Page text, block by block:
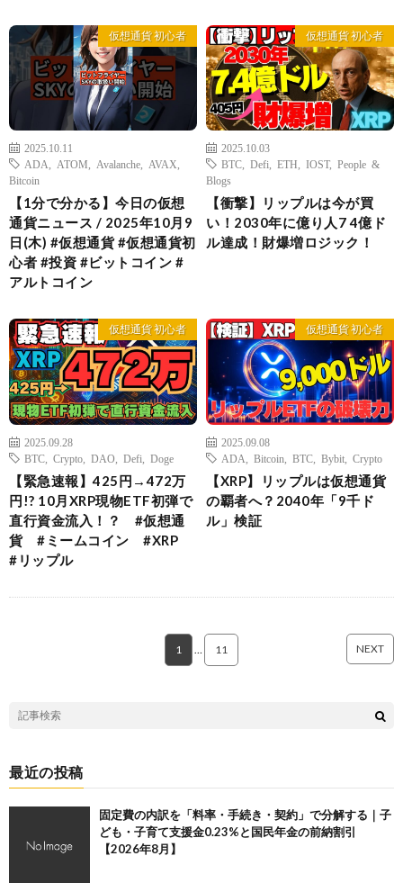
仮想通貨 初心者
2025.10.11
ADA
ATOM Avalanche AVAX
Bitcoin
【1分で分かる】今日の仮想
通貨ニュース / 2025年10月9
日(木) #仮想通貨 #仮想通貨初
心者 #投資 #ビットコイン #
アルトコイン
仮想通貨 初心者
2025.10.03
BTC
Defi ETH IOST, People &
Blogs
【衝撃】リップルは今が買
い！2030年に億り人7 4億ド
ル達成！財爆増ロジック！
仮想通貨 初心者
2025.09.28
BTC
Crypto DAO Defi Doge
【緊急速報】425円→472万
円!? 10月XRP現物ETF初弾で
直行資金流入！？ #仮想通
貨 #ミームコイン #XRP
#リップル
仮想通貨 初心者
2025.09.08
ADA
Bitcoin BTC Bybit Crypto
【XRP】リップルは仮想通貨
の覇者へ？2040年「9千ド
ル」検証
1 11 NEXT
最近の投稿
固定費の内訳を「料率・手続き・契約」で分解する｜子
ども・子育て支援金0.23%と国民年金の前納割引
【2026年8月】